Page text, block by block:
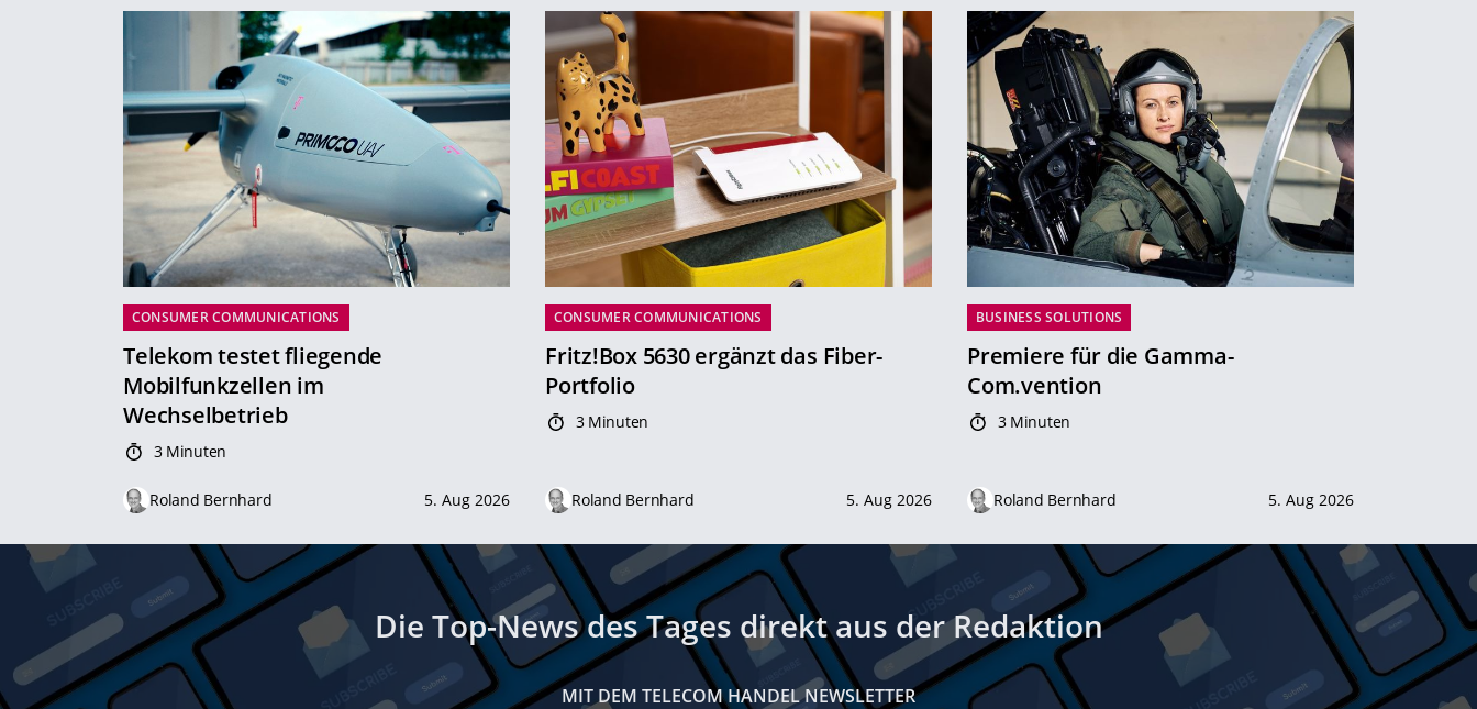
CONSUMER COMMUNICATIONS
Telekom testet fliegende
Mobilfunkzellen im
Wechselbetrieb
3 Minuten
Roland Bernhard 5. Aug 2026
CONSUMER COMMUNICATIONS
Fritz!Box 5630 ergänzt das Fiber-
Portfolio
3 Minuten
Roland Bernhard 5. Aug 2026
BUSINESS SOLUTIONS
Premiere für die Gamma-
Com.vention
3 Minuten
Roland Bernhard 5. Aug 2026
Die Top-News des Tages direkt aus der Redaktion
MIT DEM TELECOM HANDEL NEWSLETTER